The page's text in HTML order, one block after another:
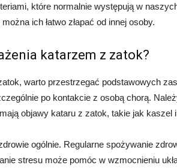
które normalnie występują w
ich łatwo złapać od innej osoby.
katarzem z zatok?
warto przestrzegać podstawowych
po kontakcie z osobą chorą.
objawy kataru z zatok, takie jak kaszel
ogólnie. Regularne spożywanie
stresu może pomóc w wzmocnieniu